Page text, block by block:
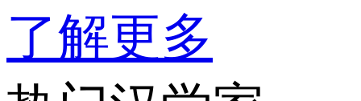
了解更多